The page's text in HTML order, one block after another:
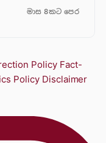
මාස 8කට පෙර
Policy Fact-
Policy Disclaimer